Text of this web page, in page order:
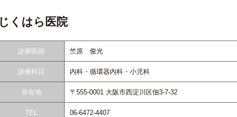
じくはら医院
診療医師 竺原 俊光
診療科目 内科・循環器内科・小児科
所在地 〒555-0001 大阪市西淀川区佃3-7-32
TEL 06-6472-4407